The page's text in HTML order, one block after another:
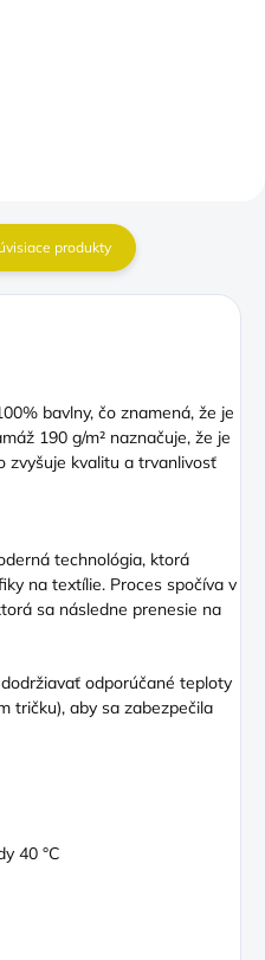
produkty
bavlny, čo znamená, že je
190 g/m² naznačuje, že je
zvyšuje kvalitu a trvanlivosť
technológia, ktorá
na textílie. Proces spočíva v
sa následne prenesie na
odporúčané teploty
tričku), aby sa zabezpečila
40 °C